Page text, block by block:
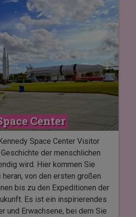
Memorial, Lincoln Memorial,
Korean War
und US Marine Corps War
Sie sich durch die
Sie auf denselben Straßen
Präsidenten und faszinierende
Vergangenheit
Center
Space Center Visitor
der menschlichen
wird. Hier kommen Sie
heran, von den ersten großen
bis zu den Expeditionen der
Es ist ein inspirierendes
und Erwachsene, bei dem Sie